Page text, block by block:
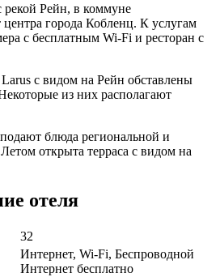
рекой Рейн, в коммуне
центра города Кобленц. К услугам
с бесплатным Wi-Fi и ресторан с
с видом на Рейн обставлены
из них располагают
блюда региональной и
открыта терраса с видом на
отеля
32
Интернет, Wi-Fi, Беспроводной
Интернет бесплатно